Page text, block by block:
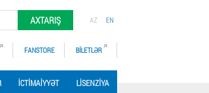
AZ EN
AXTARIŞ
FANSTORE BILETLƏR
İCTIMAIYYƏT LISENZIYA